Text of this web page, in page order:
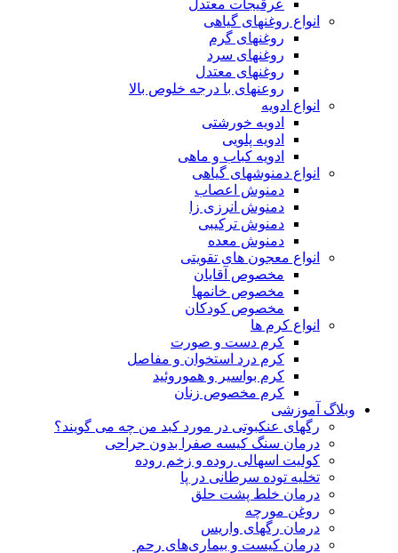
عرقیجات معتدل
انواع روغنهای گیاهی
روغنهای گرم
روغنهای سرد
روغنهای معتدل
روعنهای با درجه خلوص بالا
انواع ادویه
ادویه خورشتی
ادویه پلویی
ادویه کباب و ماهی
انواع دمنوشهای گیاهی
دمنوش اعصاب
دمنوش انرزی زا
دمنوش ترکیبی
دمنوش معده
انواع معجون های تقویتی
مخصوص آقایان
مخصوص خانمها
مخصوص کودکان
انواع کرم ها
کرم دست و صورت
کرم درد استخوان و مفاصل
کرم بواسیر و هموروئید
کرم مخصوص زنان
وبلاگ آموزشی
رگهای عنکبوتی در مورد کبد من چه می گویند؟
درمان سنگ کیسه صفرا بدون جراحی
کولیت اسهالی روده و زخم روده
تخلیه توده سرطانی در پا
درمان خلط پشت حلق
روغن مورچه
درمان رگهای واریس
درمان کیست و بیماری‌های رحم